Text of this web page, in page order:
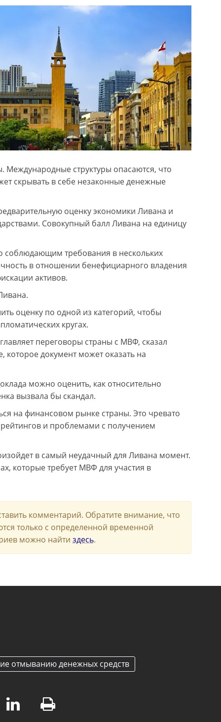
Международные структуры опасаются, что
скрывать в себе незаконные денежные
оценку экономики Ливана и
Совокупный балл Ливана на единицу
соблюдающим требования в нескольких
в отношении бенефициарного владения
активов.
оценку по одной из категорий, чтобы
кругах.
переговоры страны с МВФ, сказал
которое документ может оказать на
можно оценить, как относительно
вызвала бы скандал.
на финансовом рынке страны. Это чревато
и проблемами с получением
в самый неудачный для Ливана момент.
которые требует МВФ для участия в
комментарий. Обратите внимание, что
только с определенной временной
можно найти здесь.
отмыванию денежных средств